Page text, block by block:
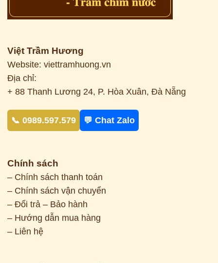
Việt Trầm Hương
Website: viettramhuong.vn
Địa chỉ:
+ 88 Thanh Lương 24, P. Hòa Xuân, Đà Nẵng
📞 0989.597.579 💬 Chat Zalo
Chính sách
– Chính sách thanh toán
– Chính sách vận chuyển
– Đổi trả – Bảo hành
– Hướng dẫn mua hàng
– Liên hệ